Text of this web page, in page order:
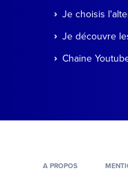
Je choisis
Je découvre
Chaine
A PROPOS